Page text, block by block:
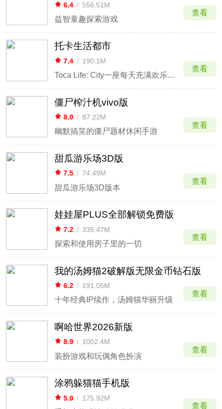
6.4 / 556.51M
益智童趣探索游戏
查看
托卡生活都市
7.4 / 190.1M
Toca Life: City一座每天充满欢乐的城市
查看
僵尸榨汁机vivo版
8.0 / 87.22M
幽默搞笑的僵尸题材休闲手游
查看
甜瓜游乐场3D版
7.5 / 74.49M
甜瓜游乐场3D版本
查看
娃娃屋PLUS全部解锁免费版
7.2 / 335.47M
探索和使用房子里的一切
查看
我的汤姆猫2破解版无限金币钻石版
6.2 / 191.05M
十年经典IP续作，汤姆猫华丽升级
查看
啊哈世界2026新版
8.9 / 1002.4M
装扮游戏和玩偶角色扮演
查看
涂鸦躲猫猫手机版
5.0 / 175.92M
查看